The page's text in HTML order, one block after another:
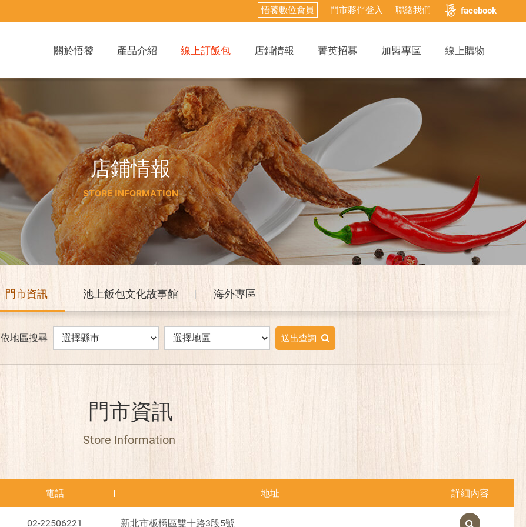
悟饕數位會員 門市夥伴登入 聯絡我們 facebook
關於悟饕 產品介紹 線上訂飯包 店鋪情報 菁英招募 加盟專區 線上購物
店鋪情報
STORE INFORMATION
門市資訊 池上飯包文化故事館 海外專區
依地區搜尋 送出查詢
門市資訊
Store Information
電話 地址 詳細內容
02-22506221 新北市板橋區雙十路3段5號